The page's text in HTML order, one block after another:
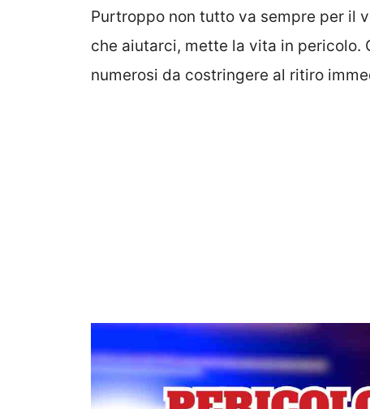
Purtroppo non tutto va sempre per il
che aiutarci, mette la vita in
numerosi da costringere al ritiro